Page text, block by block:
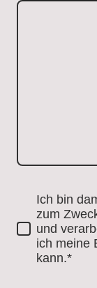
Ich bin
zum
und
ich meine
kann.*